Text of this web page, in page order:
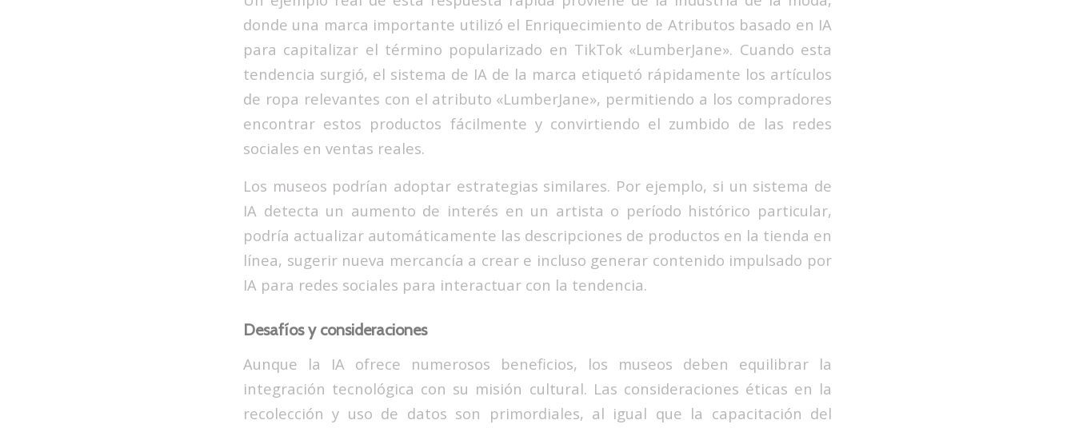
donde una marca importante utilizó el Enriquecimiento de Atributos basado en IA
para capitalizar el término popularizado en TikTok «LumberJane». Cuando esta
tendencia surgió, el sistema de IA de la marca etiquetó rápidamente los artículos
de ropa relevantes con el atributo «LumberJane», permitiendo a los compradores
encontrar estos productos fácilmente y convirtiendo el zumbido de las redes
sociales en ventas reales.
Los museos podrían adoptar estrategias similares. Por ejemplo, si un sistema de
IA detecta un aumento de interés en un artista o período histórico particular,
podría actualizar automáticamente las descripciones de productos en la tienda en
línea, sugerir nueva mercancía a crear e incluso generar contenido impulsado por
IA para redes sociales para interactuar con la tendencia.
Desafíos y consideraciones
Aunque la IA ofrece numerosos beneficios, los museos deben equilibrar la
integración tecnológica con su misión cultural. Las consideraciones éticas en la
recolección y uso de datos son primordiales, al igual que la capacitación del